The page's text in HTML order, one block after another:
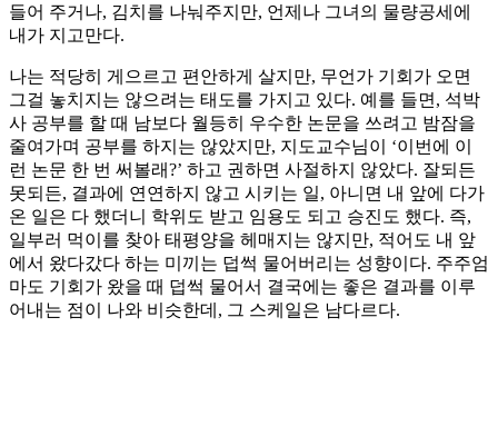
들어 주거나, 김치를 나눠주지만, 언제나 그녀의 물량공세에
내가 지고만다.
나는 적당히 게으르고 편안하게 살지만, 무언가 기회가 오면
그걸 놓치지는 않으려는 태도를 가지고 있다. 예를 들면, 석박
사 공부를 할 때 남보다 월등히 우수한 논문을 쓰려고 밤잠을
줄여가며 공부를 하지는 않았지만, 지도교수님이 ‘이번에 이
런 논문 한 번 써볼래?’ 하고 권하면 사절하지 않았다. 잘되든
못되든, 결과에 연연하지 않고 시키는 일, 아니면 내 앞에 다가
온 일은 다 했더니 학위도 받고 임용도 되고 승진도 했다. 즉,
일부러 먹이를 찾아 태평양을 헤매지는 않지만, 적어도 내 앞
에서 왔다갔다 하는 미끼는 덥썩 물어버리는 성향이다. 주주엄
마도 기회가 왔을 때 덥썩 물어서 결국에는 좋은 결과를 이루
어내는 점이 나와 비슷한데, 그 스케일은 남다르다.